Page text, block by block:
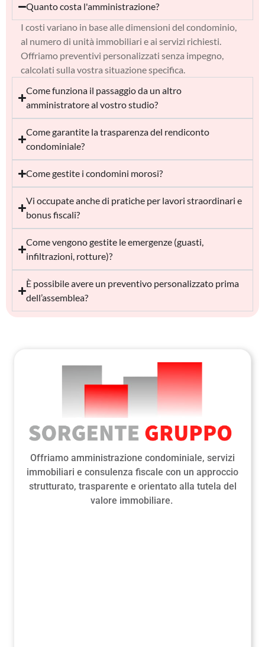
Quanto costa l'amministrazione?
I costi variano in base alle dimensioni del condominio,
al numero di unità immobiliari e ai servizi richiesti.
Offriamo preventivi personalizzati senza impegno,
calcolati sulla vostra situazione specifica.
Come funziona il passaggio da un altro
amministratore al vostro studio?
Come garantite la trasparenza del rendiconto
condominiale?
Come gestite i condomini morosi?
Vi occupate anche di pratiche per lavori straordinari e
bonus fiscali?
Come vengono gestite le emergenze (guasti,
infiltrazioni, rotture)?
È possibile avere un preventivo personalizzato prima
dell’assemblea?
Offriamo amministrazione condominiale, servizi
immobiliari e consulenza fiscale con un approccio
strutturato, trasparente e orientato alla tutela del
valore immobiliare.